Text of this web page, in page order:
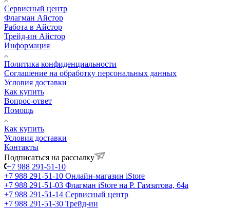
Сервисный центр
Флагман Айстор
Работа в Айстор
Трейд-ин Айстор
Информация
Политика конфиденциальности
Соглашение на обработку персональных данных
Условия доставки
Как купить
Вопрос-ответ
Помощь
Как купить
Условия доставки
Контакты
Подписаться на рассылку
+7 988 291-51-10
+7 988 291-51-10 Онлайн-магазин iStore
+7 988 291-51-03 Флагман iStore на Р. Гамзатова, 64а
+7 988 291-51-14 Сервисный центр
+7 988 291-51-30 Трейд-ин